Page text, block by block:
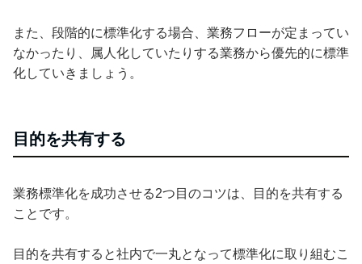
また、段階的に標準化する場合、業務フローが定まってい
なかったり、属人化していたりする業務から優先的に標準
化していきましょう。
目的を共有する
業務標準化を成功させる2つ目のコツは、目的を共有する
ことです。
目的を共有すると社内で一丸となって標準化に取り組むこ